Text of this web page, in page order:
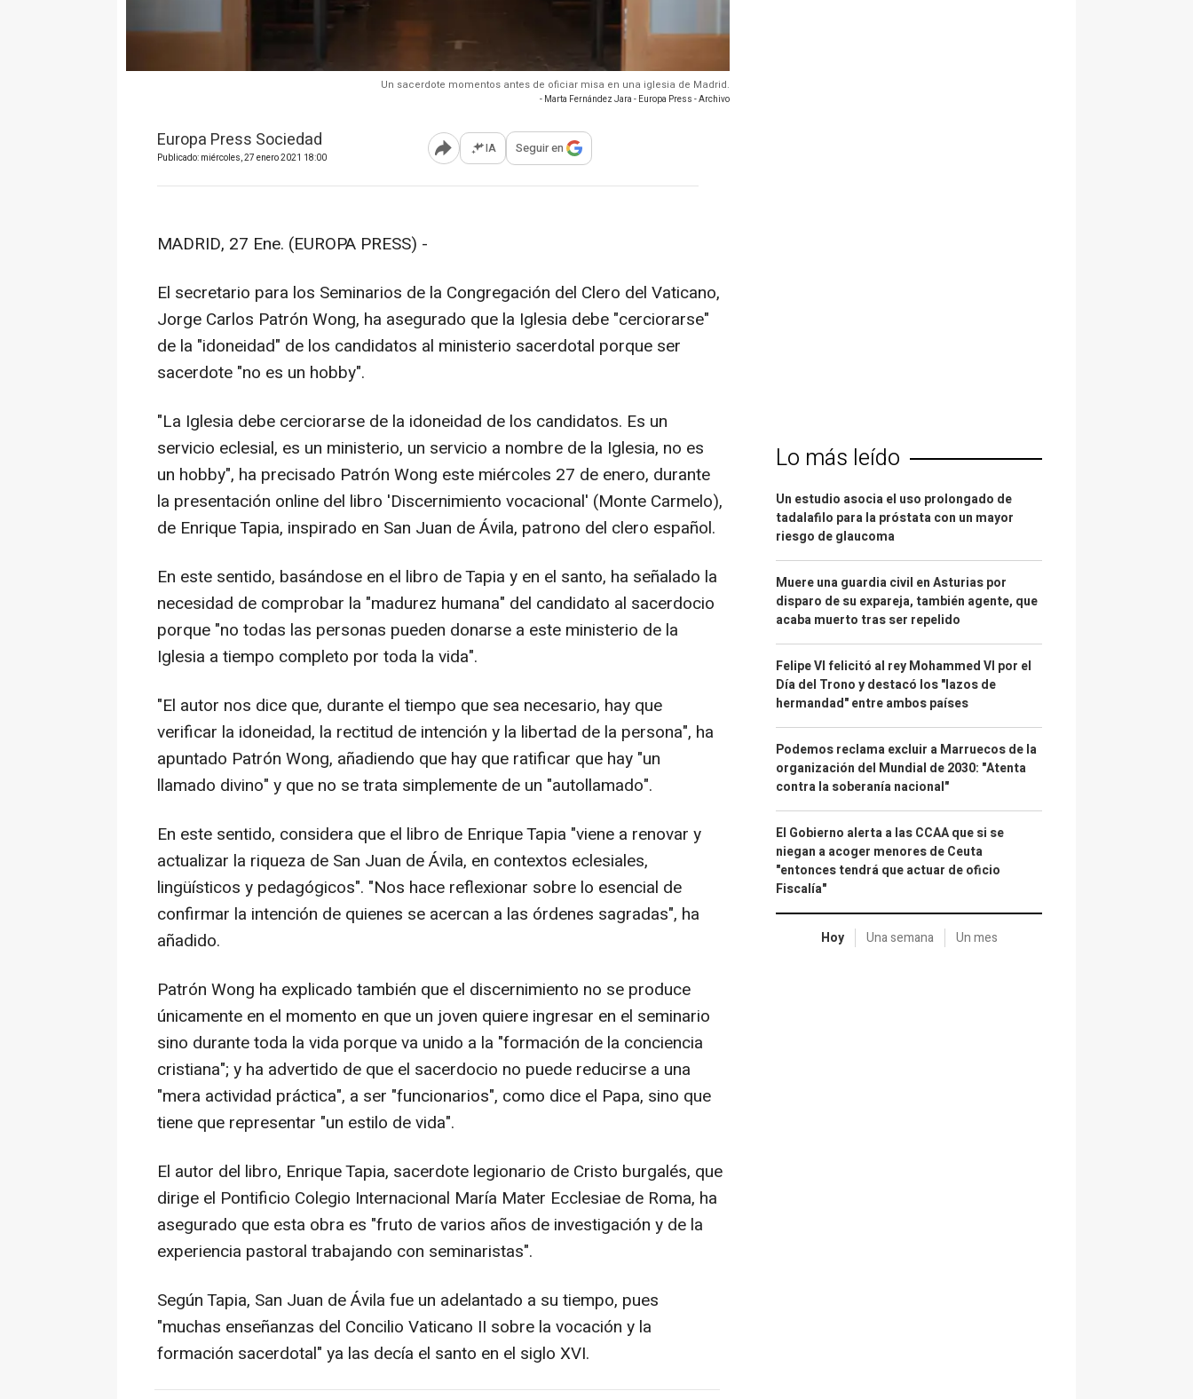
Un sacerdote momentos antes de oficiar misa en una iglesia de Madrid.
- Marta Fernández Jara - Europa Press - Archivo
Europa Press Sociedad
Publicado: miércoles, 27 enero 2021 18:00 Abrir opciones para compartir
IA Seguir en
MADRID, 27 Ene. (EUROPA PRESS) -
El secretario para los Seminarios de la Congregación del Clero del Vaticano,
Jorge Carlos Patrón Wong, ha asegurado que la Iglesia debe "cerciorarse"
de la "idoneidad" de los candidatos al ministerio sacerdotal porque ser
sacerdote "no es un hobby".
"La Iglesia debe cerciorarse de la idoneidad de los candidatos. Es un
servicio eclesial, es un ministerio, un servicio a nombre de la Iglesia, no es
un hobby", ha precisado Patrón Wong este miércoles 27 de enero, durante
la presentación online del libro 'Discernimiento vocacional' (Monte Carmelo),
de Enrique Tapia, inspirado en San Juan de Ávila, patrono del clero español.
En este sentido, basándose en el libro de Tapia y en el santo, ha señalado la
necesidad de comprobar la "madurez humana" del candidato al sacerdocio
porque "no todas las personas pueden donarse a este ministerio de la
Iglesia a tiempo completo por toda la vida".
"El autor nos dice que, durante el tiempo que sea necesario, hay que
verificar la idoneidad, la rectitud de intención y la libertad de la persona", ha
apuntado Patrón Wong, añadiendo que hay que ratificar que hay "un
llamado divino" y que no se trata simplemente de un "autollamado".
En este sentido, considera que el libro de Enrique Tapia "viene a renovar y
actualizar la riqueza de San Juan de Ávila, en contextos eclesiales,
lingüísticos y pedagógicos". "Nos hace reflexionar sobre lo esencial de
confirmar la intención de quienes se acercan a las órdenes sagradas", ha
añadido.
Patrón Wong ha explicado también que el discernimiento no se produce
únicamente en el momento en que un joven quiere ingresar en el seminario
sino durante toda la vida porque va unido a la "formación de la conciencia
cristiana"; y ha advertido de que el sacerdocio no puede reducirse a una
"mera actividad práctica", a ser "funcionarios", como dice el Papa, sino que
tiene que representar "un estilo de vida".
El autor del libro, Enrique Tapia, sacerdote legionario de Cristo burgalés, que
dirige el Pontificio Colegio Internacional María Mater Ecclesiae de Roma, ha
asegurado que esta obra es "fruto de varios años de investigación y de la
experiencia pastoral trabajando con seminaristas".
Según Tapia, San Juan de Ávila fue un adelantado a su tiempo, pues
"muchas enseñanzas del Concilio Vaticano II sobre la vocación y la
formación sacerdotal" ya las decía el santo en el siglo XVI.
Lo más leído
Un estudio asocia el uso prolongado de
tadalafilo para la próstata con un mayor
riesgo de glaucoma
Muere una guardia civil en Asturias por
disparo de su expareja, también agente, que
acaba muerto tras ser repelido
Felipe VI felicitó al rey Mohammed VI por el
Día del Trono y destacó los "lazos de
hermandad" entre ambos países
Podemos reclama excluir a Marruecos de la
organización del Mundial de 2030: "Atenta
contra la soberanía nacional"
El Gobierno alerta a las CCAA que si se
niegan a acoger menores de Ceuta
"entonces tendrá que actuar de oficio
Fiscalía"
Hoy Una semana Un mes